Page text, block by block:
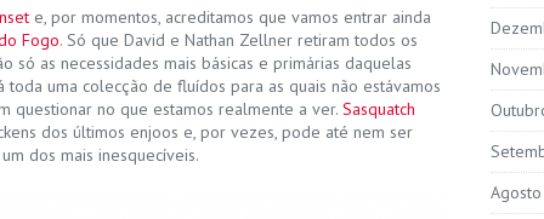
e, por momentos, acreditamos que vamos entrar ainda
Fogo. Só que David e Nathan Zellner retiram todos os
só as necessidades mais básicas e primárias daquelas
toda uma colecção de fluídos para as quais não estávamos
questionar no que estamos realmente a ver. Sasquatch
dos últimos enjoos e, por vezes, pode até nem ser
dos mais inesquecíveis.